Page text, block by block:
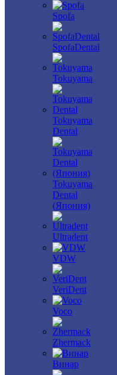
Spofa
SpofaDental
Tokuyama
Tokuyama
Dental
Tokuyama
Dental
(Япония)
Ultradent
VDW
VeriDent
Voco
Zhermack
Винар